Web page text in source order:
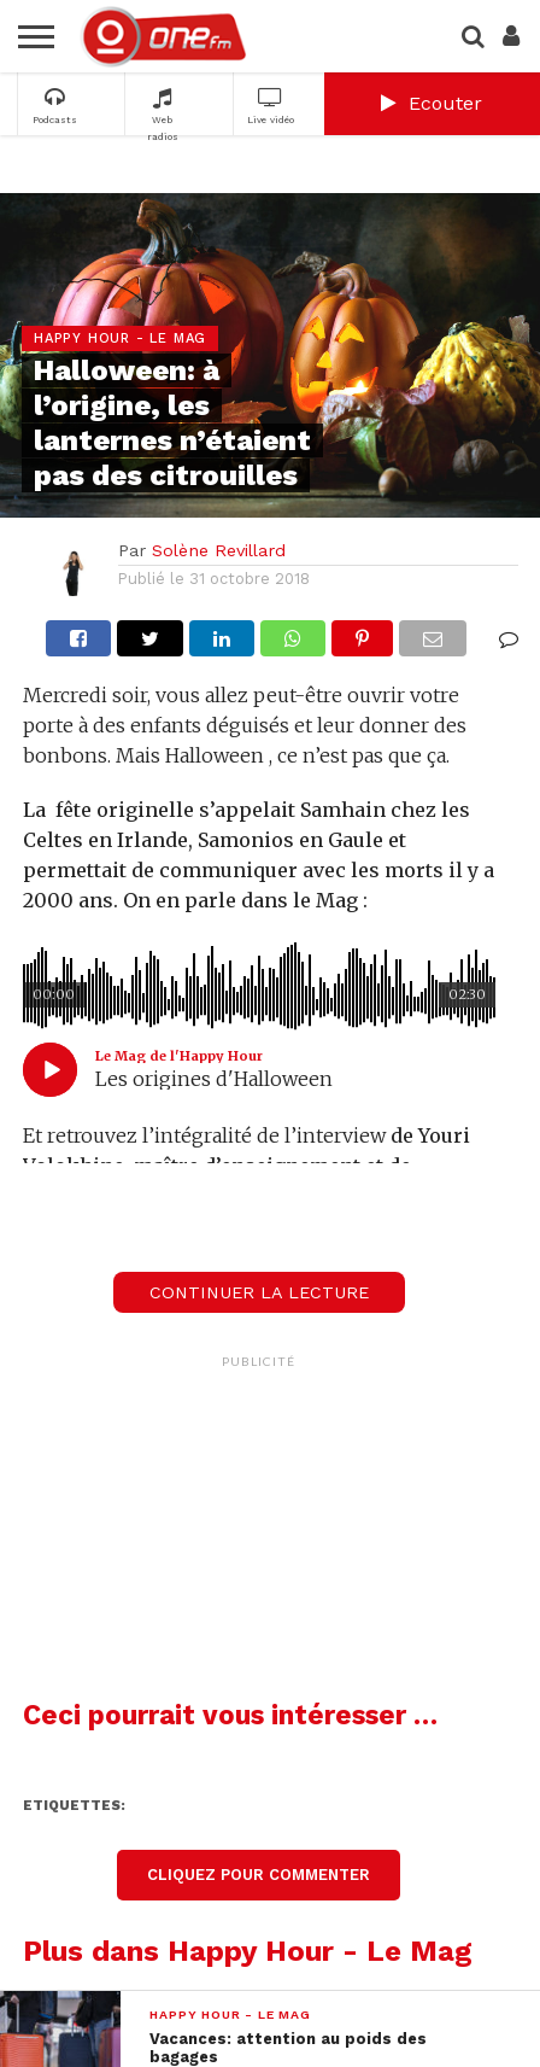
Podcasts
Web
radios
Live vidéo
Ecouter
HAPPY HOUR - LE MAG
Halloween: à
l’origine, les
lanternes n’étaient
pas des citrouilles
Par Solène Revillard
Publié le 31 octobre 2018
Mercredi soir, vous allez peut-être ouvrir votre
porte à des enfants déguisés et leur donner des
bonbons. Mais Halloween , ce n’est pas que ça.
La fête originelle s’appelait Samhain chez les
Celtes en Irlande, Samonios en Gaule et
permettait de communiquer avec les morts il y a
2000 ans. On en parle dans le Mag :
02:30
00:00
Le Mag de l'Happy Hour
Les origines d'Halloween
Et retrouvez l’intégralité de l’interview de Youri
Volokhine, maître d’enseignement et de
CONTINUER LA LECTURE
PUBLICITÉ
Ceci pourrait vous intéresser …
ETIQUETTES:
CLIQUEZ POUR COMMENTER
Plus dans Happy Hour - Le Mag
HAPPY HOUR - LE MAG
Vacances: attention au poids des
bagages